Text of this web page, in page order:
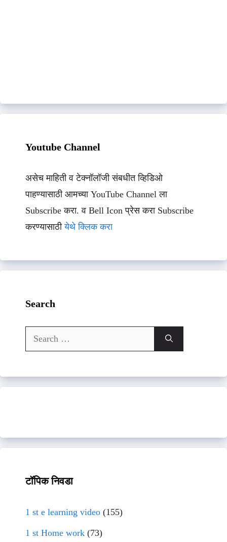
Youtube Channel
असेच माहिती व टेक्नॉलॉजी संबधीत व्हिडिओ
पाहण्यासाठी आमच्या YouTube Channel ला
Subscribe करा. व Bell Icon प्रेस करा Subscribe
करण्यासाठीयेथे क्लिक करा
Search
Search
for:
टॉपिक निवडा
1 st e learning video (155)
1 st Home work (73)